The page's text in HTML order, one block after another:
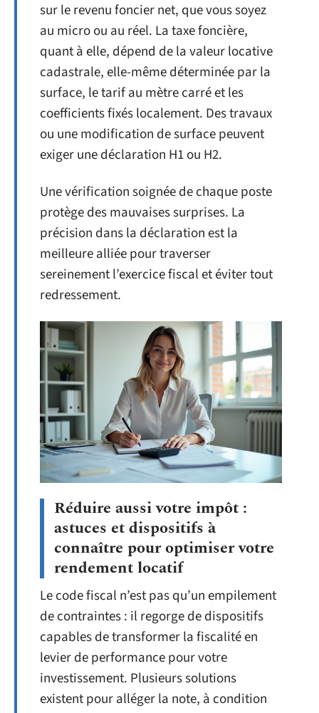
sur le revenu foncier net, que vous soyez
au micro ou au réel. La taxe foncière,
quant à elle, dépend de la valeur locative
cadastrale, elle-même déterminée par la
surface, le tarif au mètre carré et les
coefficients fixés localement. Des travaux
ou une modification de surface peuvent
exiger une déclaration H1 ou H2.
Une vérification soignée de chaque poste
protège des mauvaises surprises. La
précision dans la déclaration est la
meilleure alliée pour traverser
sereinement l’exercice fiscal et éviter tout
redressement.
Réduire aussi votre impôt :
astuces et dispositifs à
connaître pour optimiser votre
rendement locatif
Le code fiscal n’est pas qu’un empilement
de contraintes : il regorge de dispositifs
capables de transformer la fiscalité en
levier de performance pour votre
investissement. Plusieurs solutions
existent pour alléger la note, à condition